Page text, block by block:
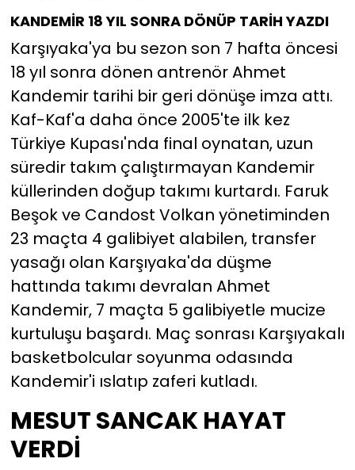
KANDEMİR 18 YIL SONRA DÖNÜP TARİH YAZDI
Karşıyaka'ya bu sezon son 7 hafta öncesi
18 yıl sonra dönen antrenör Ahmet
Kandemir tarihi bir geri dönüşe imza attı.
Kaf-Kaf'a daha önce 2005'te ilk kez
Türkiye Kupası'nda final oynatan, uzun
süredir takım çalıştırmayan Kandemir
küllerinden doğup takımı kurtardı. Faruk
Beşok ve Candost Volkan yönetiminden
23 maçta 4 galibiyet alabilen, transfer
yasağı olan Karşıyaka'da düşme
hattında takımı devralan Ahmet
Kandemir, 7 maçta 5 galibiyetle mucize
kurtuluşu başardı. Maç sonrası Karşıyakalı
basketbolcular soyunma odasında
Kandemir'i ıslatıp zaferi kutladı.
MESUT SANCAK HAYAT
VERDİ